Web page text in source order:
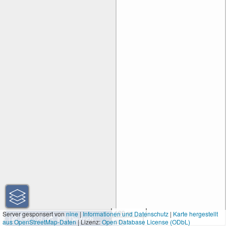
100 m
300 ft
Server gesponsert vonnine|Informationen und Datenschutz | Karte hergestellt
aus OpenStreetMap-Daten| Lizenz:Open Database License (ODbL)